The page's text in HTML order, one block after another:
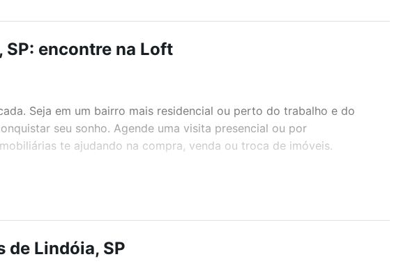
SP: encontre na Loft
Seja em um bairro mais residencial ou perto do trabalho e do
seu sonho. Agende uma visita presencial ou por
te ajudando na compra, venda ou troca de imóveis.
piscina, academia, salão de festas ou área verde e encontrar
de Lindóia, SP